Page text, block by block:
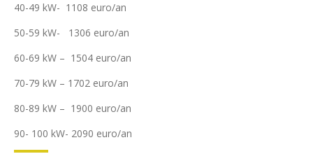
40-49 kW- 1108 euro/an
50-59 kW- 1306 euro/an
60-69 kW – 1504 euro/an
70-79 kW – 1702 euro/an
80-89 kW – 1900 euro/an
90- 100 kW- 2090 euro/an